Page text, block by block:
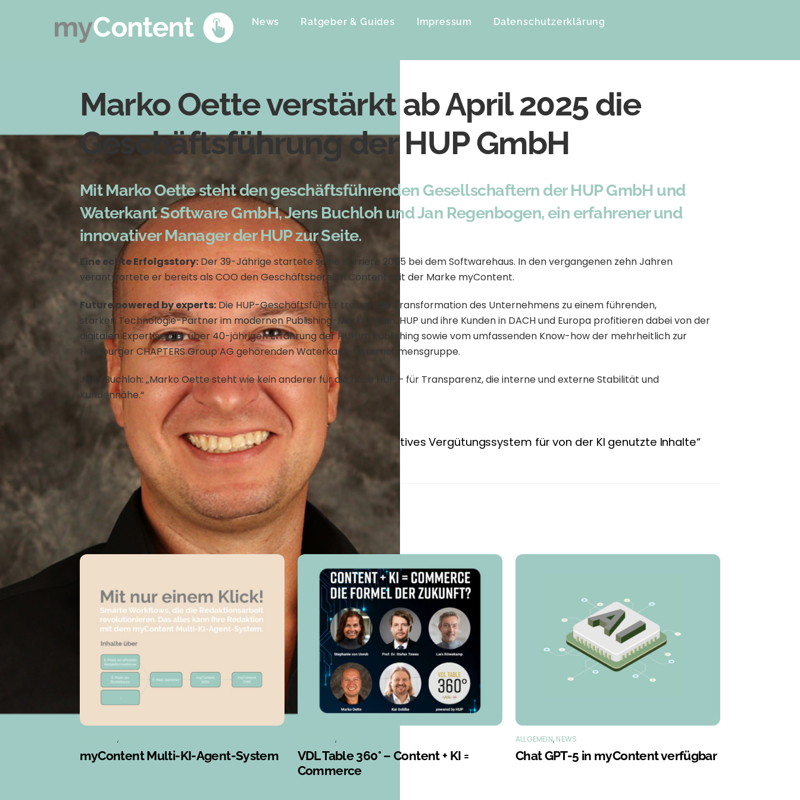
News Ratgeber & Guides Impressum Datenschutzerklärung
Marko Oette verstärkt ab April 2025 die
Geschäftsführung der HUP GmbH
Mit Marko Oette steht den geschäftsführenden Gesellschaftern der HUP GmbH und
Waterkant Software GmbH, Jens Buchloh und Jan Regenbogen, ein erfahrener und
innovativer Manager der HUP zur Seite.
Eine echte Erfolgsstory:Der 39-Jährige startete seine Karriere 2005 bei dem Softwarehaus. In den vergangenen zehn Jahren
verantwortete er bereits als COO den Geschäftsbereich Content mit der Marke myContent.
Future powered by experts:Die HUP-Geschäftsführer treiben die Transformation des Unternehmens zu einem führenden,
starken Technologie-Partner im modernen Publishing-Markt voran. HUP und ihre Kunden in DACH und Europa profitieren dabei von der
digitalen Expertise, der über 40-jährigen Erfahrung der HUP im Publishing sowie vom umfassenden Know-how der mehrheitlich zur
Hamburger CHAPTERS Group AG gehörenden Waterkant-Unternehmensgruppe.
Jens Buchloh: „Marko Oette steht wie kein anderer für die neue HUP – für Transparenz, die interne und externe Stabilität und
Kundennähe.“
Journalismus in 40 Jahren „Wir brauchen ein kollektives Vergütungssystem für von der KI genutzte Inhalte“
Related Posts
,
myContent Multi-KI-Agent-System
,
VDL Table 360° – Content + KI =
Commerce
ALLGEMEIN, NEWS
Chat GPT-5 in myContent verfügbar